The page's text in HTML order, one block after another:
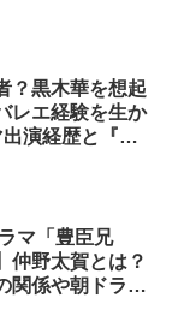
？黒木華を想起
レエ経験を生か
演経歴と『替
マ「豊臣兄
仲野太賀とは？
関係や朝ドラ出